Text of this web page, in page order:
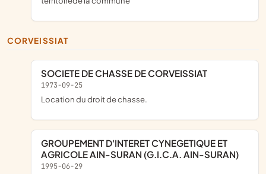
CORVEISSIAT
SOCIETE DE CHASSE DE CORVEISSIAT
1973-09-25
location du droit de chasse.
GROUPEMENT D'INTERET CYNEGETIQUE ET
AGRICOLE AIN-SURAN (G.I.C.A. AIN-SURAN)
1995-06-29